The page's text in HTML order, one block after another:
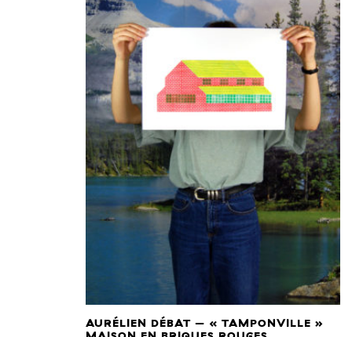
AURÉLIEN DÉBAT – « TAMPONVILLE »